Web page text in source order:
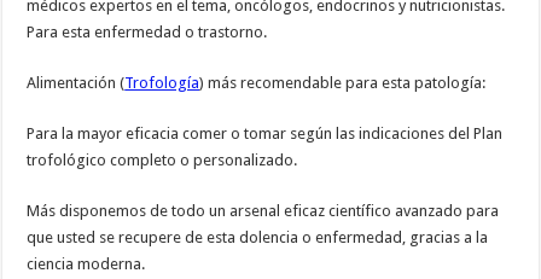
médicos expertos en el tema, oncólogos, endocrinos y nutricionistas.
Para esta enfermedad o trastorno.
Alimentación (Trofología) más recomendable para esta patología:
Para la mayor eficacia comer o tomar según las indicaciones del Plan
trofológico completo o personalizado.
Más disponemos de todo un arsenal eficaz científico avanzado para
que usted se recupere de esta dolencia o enfermedad, gracias a la
ciencia moderna.